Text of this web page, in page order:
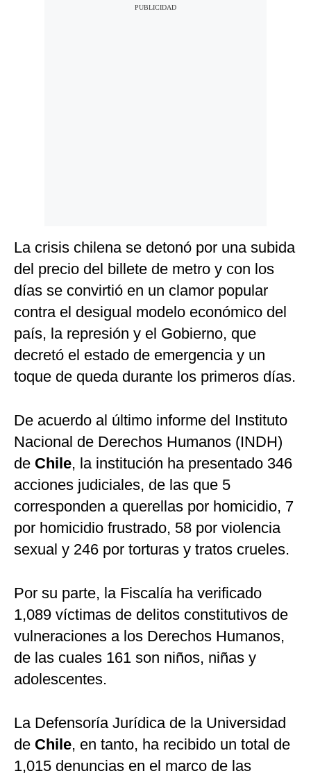
La crisis chilena se detonó por una subida
del precio del billete de metro y con los
días se convirtió en un clamor popular
contra el desigual modelo económico del
país, la represión y el Gobierno, que
decretó el estado de emergencia y un
toque de queda durante los primeros días.
De acuerdo al último informe del Instituto
Nacional de Derechos Humanos (INDH)
de Chile, la institución ha presentado 346
acciones judiciales, de las que 5
corresponden a querellas por homicidio, 7
por homicidio frustrado, 58 por violencia
sexual y 246 por torturas y tratos crueles.
Por su parte, la Fiscalía ha verificado
1,089 víctimas de delitos constitutivos de
vulneraciones a los Derechos Humanos,
de las cuales 161 son niños, niñas y
adolescentes.
La Defensoría Jurídica de la Universidad
de Chile, en tanto, ha recibido un total de
1,015 denuncias en el marco de las